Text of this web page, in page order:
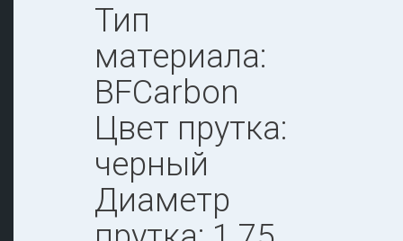
Тип
материала:
BFCarbon
Цвет прутка:
черный
Диаметр